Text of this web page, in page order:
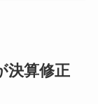
決算修正